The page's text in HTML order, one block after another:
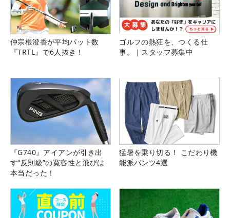
仲宗根澄香が平均パット数
『TRTL』で6人抜き！
ゴルフの熱狂を、つくる仕
事。｜スタッフ募集中
『G740』アイアンが引き出
す“反則級”の寛容性と飛びは
本当だった！
猛暑を乗り切る！ こだわり機
能派パンツ4選